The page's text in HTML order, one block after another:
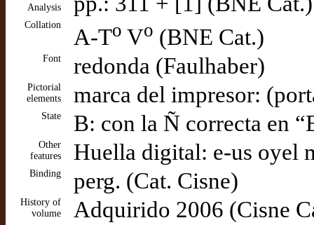
Analysis
Collation A-To Vo (BNE Cat.)
Font redonda (Faulhaber)
Pictorial
elements
marca del impresor:
State B: con la Ñ correcta en
Other
features
Huella digital: e-us oyel
Binding perg. (Cat. Cisne)
History of
volume
Adquirido 2006 (Cisne